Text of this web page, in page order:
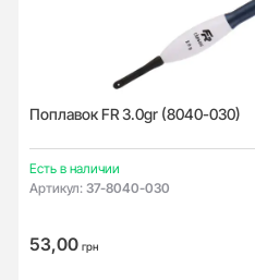
Поплавок FR 3.0gr (8040-030)
Есть в наличии
Артикул: 37-8040-030
53,00 грн